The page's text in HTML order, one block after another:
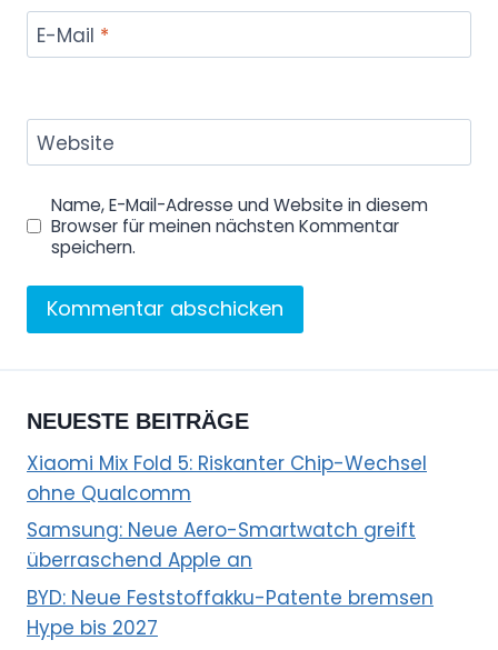
E-Mail *
Website
Name, E-Mail-Adresse und Website in diesem
Browser für meinen nächsten Kommentar
speichern.
NEUESTE BEITRÄGE
Xiaomi Mix Fold 5: Riskanter Chip-Wechsel
ohne Qualcomm
Samsung: Neue Aero-Smartwatch greift
überraschend Apple an
BYD: Neue Feststoffakku-Patente bremsen
Hype bis 2027